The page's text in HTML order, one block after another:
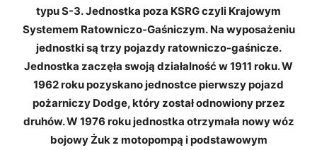
typu S-3. Jednostka poza KSRG czyli Krajowym
Systemem Ratowniczo-Gaśniczym. Na wyposażeniu
jednostki są trzy pojazdy ratowniczo-gaśnicze.
Jednostka zaczęła swoją działalność w 1911 roku. W
1962 roku pozyskano jednostce pierwszy pojazd
pożarniczy Dodge, który został odnowiony przez
druhów. W 1976 roku jednostka otrzymała nowy wóz
bojowy Żuk z motopompą i podstawowym